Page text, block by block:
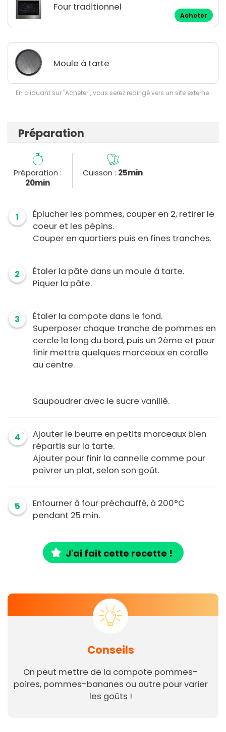
Four traditionnel
Acheter
Moule à tarte
En cliquant sur "Acheter", vous serez redirigé vers un site externe.
Préparation
Préparation :
20min
Cuisson : 25min
1
Éplucher les pommes, couper en 2, retirer le
coeur et les pépins.
Couper en quartiers puis en fines tranches.
2
Étaler la pâte dans un moule à tarte.
Piquer la pâte.
3
Étaler la compote dans le fond.
Superposer chaque tranche de pommes en
cercle le long du bord, puis un 2ème et pour
finir mettre quelques morceaux en corolle
au centre.
Saupoudrer avec le sucre vanillé.
4
Ajouter le beurre en petits morceaux bien
répartis sur la tarte.
Ajouter pour finir la cannelle comme pour
poivrer un plat, selon son goût.
5
Enfourner à four préchauffé, à 200°C
pendant 25 min.
J'ai fait cette recette !
Conseils
On peut mettre de la compote pommes-
poires, pommes-bananes ou autre pour varier
les goûts !